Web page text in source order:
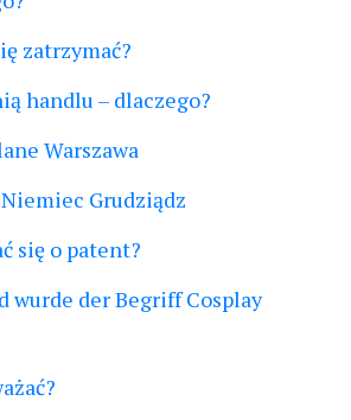
zatrzymać?
handlu – dlaczego?
Warszawa
Grudziądz
się o patent?
wurde der Begriff Cosplay